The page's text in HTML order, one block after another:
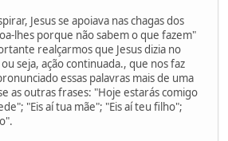
Jesus se apoiava nas chagas dos
lhes porque não sabem o que fazem"
realçarmos que Jesus dizia no
seja, ação continuada., que nos faz
essas palavras mais de uma
as outras frases: "Hoje estarás comigo
"Eis aí tua mãe"; "Eis aí teu filho";